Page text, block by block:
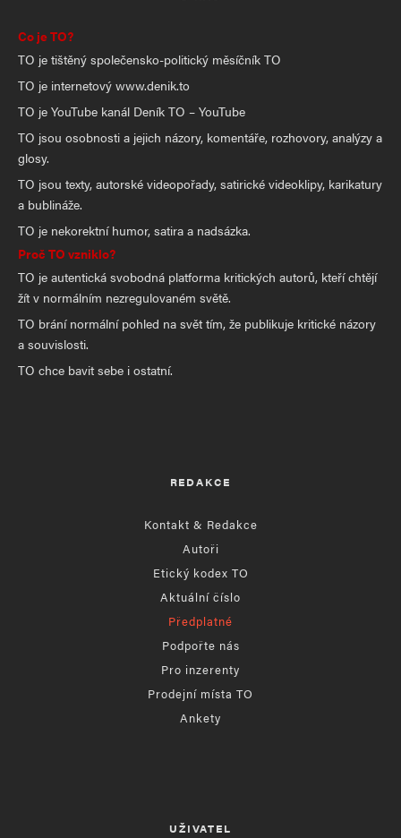
Co je TO?
TO je tištěný společensko-politický měsíčník TO
TO je internetový www.denik.to
TO je YouTube kanál Deník TO – YouTube
TO jsou osobnosti a jejich názory, komentáře, rozhovory, analýzy a
glosy.
TO jsou texty, autorské videopořady, satirické videoklipy, karikatury
a bublináže.
TO je nekorektní humor, satira a nadsázka.
Proč TO vzniklo?
TO je autentická svobodná platforma kritických autorů, kteří chtějí
žít v normálním nezregulovaném světě.
TO brání normální pohled na svět tím, že publikuje kritické názory
a souvislosti.
TO chce bavit sebe i ostatní.
REDAKCE
Kontakt & Redakce
Autoři
Etický kodex TO
Aktuální číslo
Předplatné
Podpořte nás
Pro inzerenty
Prodejní místa TO
Ankety
UŽIVATEL